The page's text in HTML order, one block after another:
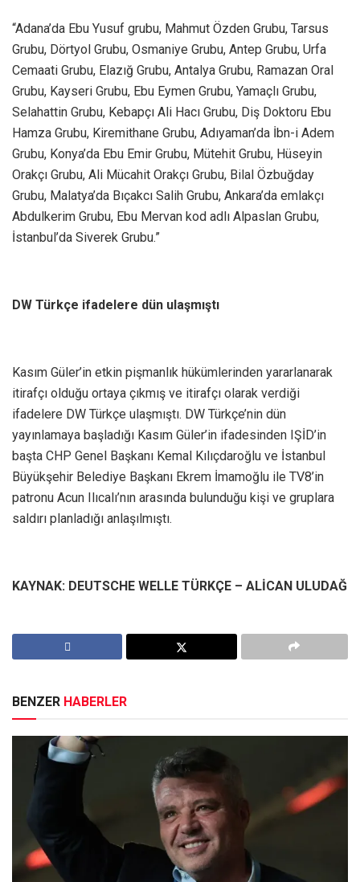
“Adana’da Ebu Yusuf grubu, Mahmut Özden Grubu, Tarsus
Grubu, Dörtyol Grubu, Osmaniye Grubu, Antep Grubu, Urfa
Cemaati Grubu, Elazığ Grubu, Antalya Grubu, Ramazan Oral
Grubu, Kayseri Grubu, Ebu Eymen Grubu, Yamaçlı Grubu,
Selahattin Grubu, Kebapçı Ali Hacı Grubu, Diş Doktoru Ebu
Hamza Grubu, Kiremithane Grubu, Adıyaman’da İbn-i Adem
Grubu, Konya’da Ebu Emir Grubu, Mütehit Grubu, Hüseyin
Orakçı Grubu, Ali Mücahit Orakçı Grubu, Bilal Özbuğday
Grubu, Malatya’da Bıçakcı Salih Grubu, Ankara’da emlakçı
Abdulkerim Grubu, Ebu Mervan kod adlı Alpaslan Grubu,
İstanbul’da Siverek Grubu.”
DW Türkçe ifadelere dün ulaşmıştı
Kasım Güler’in etkin pişmanlık hükümlerinden yararlanarak
itirafçı olduğu ortaya çıkmış ve itirafçı olarak verdiği
ifadelere DW Türkçe ulaşmıştı. DW Türkçe’nin dün
yayınlamaya başladığı Kasım Güler’in ifadesinden IŞİD’in
başta CHP Genel Başkanı Kemal Kılıçdaroğlu ve İstanbul
Büyükşehir Belediye Başkanı Ekrem İmamoğlu ile TV8’in
patronu Acun Ilıcalı’nın arasında bulunduğu kişi ve gruplara
saldırı planladığı anlaşılmıştı.
KAYNAK: DEUTSCHE WELLE TÜRKÇE – ALİCAN ULUDAĞ
BENZER HABERLER